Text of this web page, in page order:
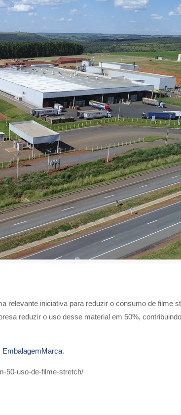
relevante iniciativa para reduzir o consumo de filme
reduzir o uso desse material em 50%,
EmbalagemMarca.
50-uso-de-filme-stretch/